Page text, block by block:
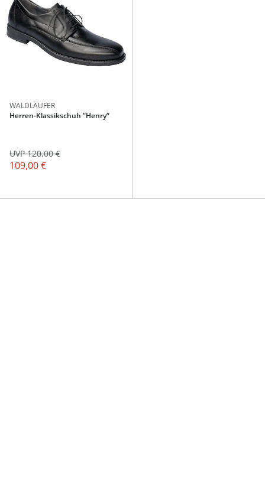
WALDLÄUFER
Herren-Klassikschuh "Henry“
109,00 €
UVP 120,00 €